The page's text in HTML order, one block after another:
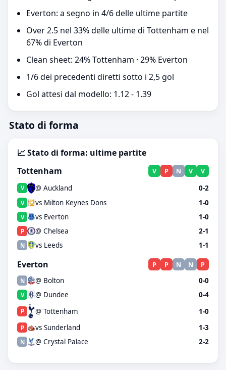
Everton: a segno in 4/6 delle ultime partite
Over 2.5 nel 33% delle ultime di Tottenham e nel
67% di Everton
Clean sheet: 24% Tottenham · 29% Everton
1/6 dei precedenti diretti sotto i 2,5 gol
Gol attesi dal modello: 1.12 - 1.39
Stato di forma
📈 Stato di forma: ultime partite
Tottenham
V P N V V
V @ Auckland 0-2
V vs Milton Keynes Dons 1-0
V vs Everton 1-0
P @ Chelsea 2-1
N vs Leeds 1-1
Everton P P N N P
N @ Bolton 0-0
V @ Dundee 0-4
P @ Tottenham 1-0
P vs Sunderland 1-3
N @ Crystal Palace 2-2